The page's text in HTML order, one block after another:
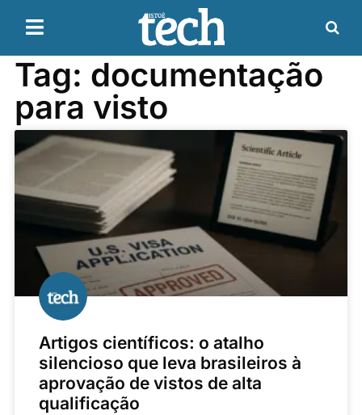
Tag: documentação
para visto
Artigos científicos: o atalho
silencioso que leva brasileiros à
aprovação de vistos de alta
qualificação